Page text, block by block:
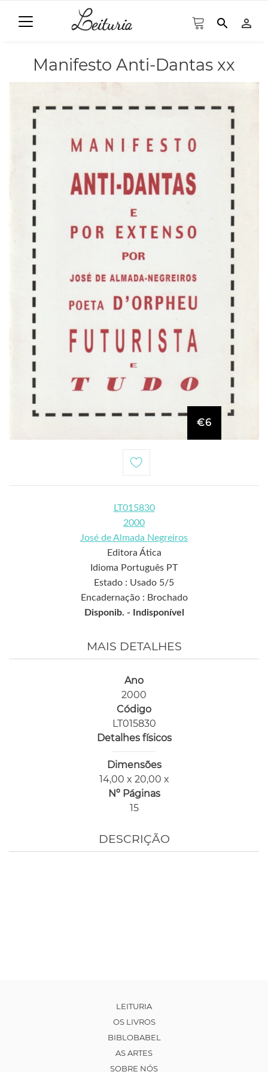
search person_outline
Manifesto Anti-Dantas xx
€6
LT015830
2000
José de Almada Negreiros
Editora Ática
Idioma Português PT
Estado : Usado 5/5
Encadernação : Brochado
Disponib. -
Indisponível
MAIS DETALHES
Ano
2000
Código
LT015830
Detalhes físicos
Dimensões
14,00 x 20,00 x
Nº Páginas
15
DESCRIÇÃO
LEITURIA
OS LIVROS
BIBLOBABEL
AS ARTES
SOBRE NÓS